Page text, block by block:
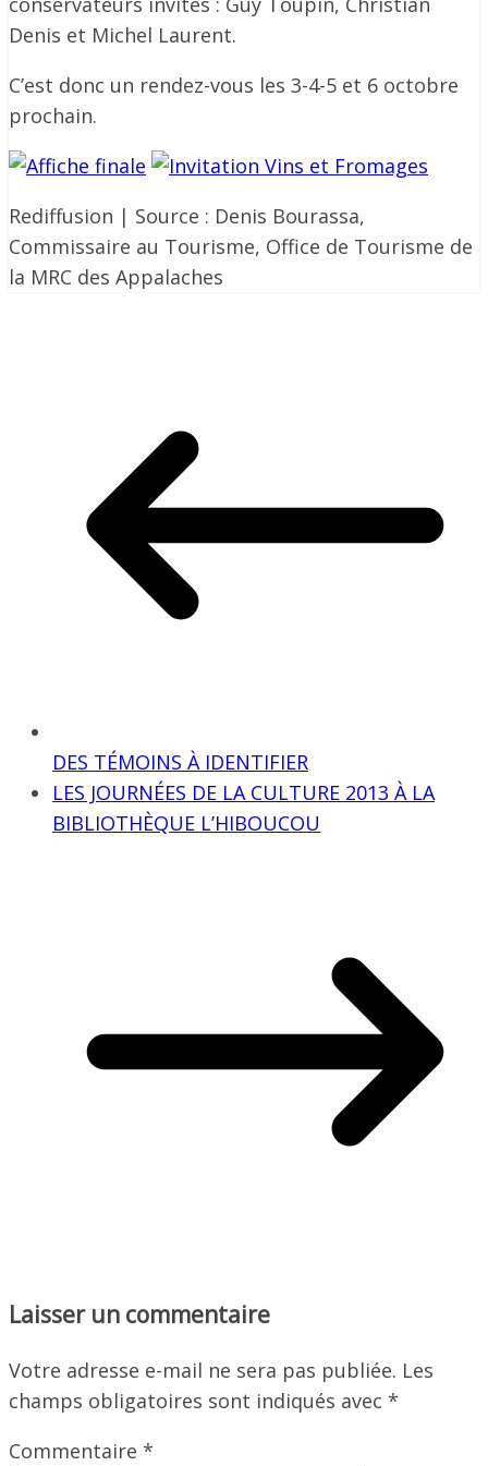
Denis et Michel Laurent.
C’est donc un rendez-vous les 3-4-5 et 6 octobre
prochain.
Rediffusion | Source : Denis Bourassa,
Commissaire au Tourisme, Office de Tourisme de
la MRC des Appalaches
DES TÉMOINS À IDENTIFIER
LES JOURNÉES DE LA CULTURE 2013 À LA
BIBLIOTHÈQUE L’HIBOUCOU
Laisser un commentaire
Votre adresse e-mail ne sera pas publiée. Les
champs obligatoires sont indiqués avec *
Commentaire *